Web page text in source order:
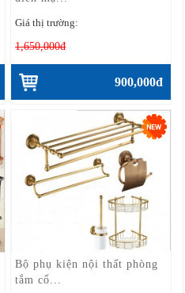
Giá thị trường:
1,650,000đ
900,000đ
Bộ phụ kiện nội thất phòng
tắm cổ...